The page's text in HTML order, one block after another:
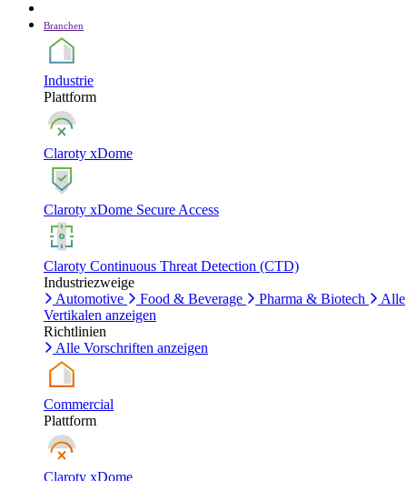
Branchen
Industrie
Plattform
Claroty xDome
Claroty xDome Secure Access
Claroty Continuous Threat Detection (CTD)
Industriezweige
Automotive
Food & Beverage Pharma & Biotech
Alle
Vertikalen anzeigen
Richtlinien
Alle Vorschriften anzeigen
Commercial
Plattform
Claroty xDome